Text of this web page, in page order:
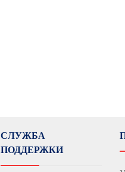
СЛУЖБА
ПОДДЕРЖКИ